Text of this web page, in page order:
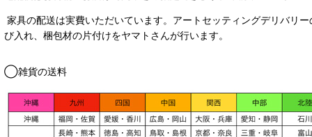
家具の配送は実費いただいています。アートセッティングデリバリ
び入れ、梱包材の片付けをヤマトさんが行います。
◯雑貨の送料